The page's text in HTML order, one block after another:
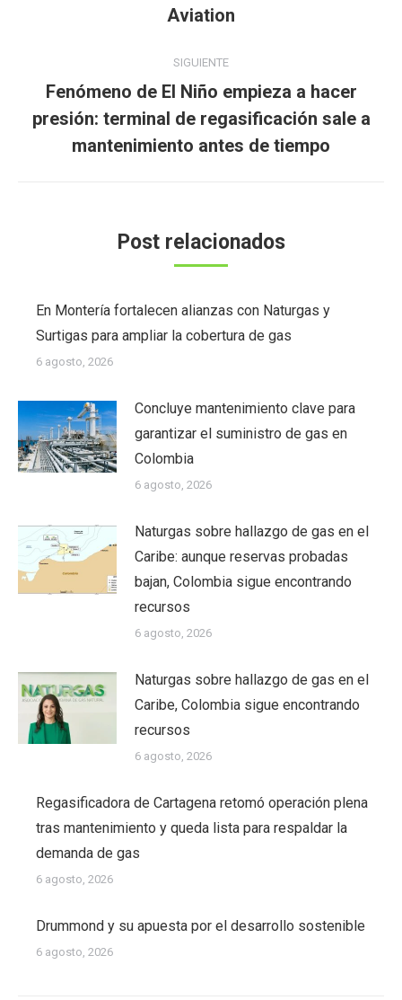
anterior:
Aviation
SIGUIENTE
Publicación
siguiente:
Fenómeno de El Niño empieza a hacer
presión: terminal de regasificación sale a
mantenimiento antes de tiempo
Post relacionados
En Montería fortalecen alianzas con Naturgas y
Surtigas para ampliar la cobertura de gas
6 agosto, 2026
Concluye mantenimiento clave para
garantizar el suministro de gas en
Colombia
6 agosto, 2026
Naturgas sobre hallazgo de gas en el
Caribe: aunque reservas probadas
bajan, Colombia sigue encontrando
recursos
6 agosto, 2026
Naturgas sobre hallazgo de gas en el
Caribe, Colombia sigue encontrando
recursos
6 agosto, 2026
Regasificadora de Cartagena retomó operación plena
tras mantenimiento y queda lista para respaldar la
demanda de gas
6 agosto, 2026
Drummond y su apuesta por el desarrollo sostenible
6 agosto, 2026